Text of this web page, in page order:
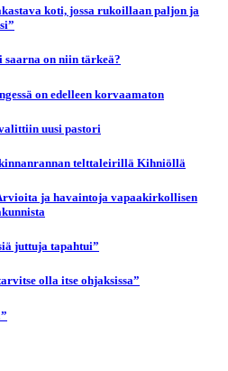
koti, jossa rukoillaan paljon ja
saarna on niin tärkeä?
on edelleen korvaamaton
uusi pastori
telttaleirillä Kihniöllä
ja havaintoja vapaakirkollisen
juttuja tapahtui”
olla itse ohjaksissa”